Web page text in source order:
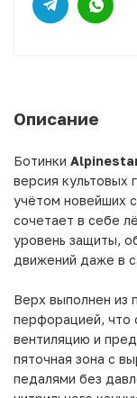
Описание
Ботинки
версия культовых
учётом новейших
сочетает в себе
уровень защиты,
движений даже в
Верх выполнен из
перфорацией, что
вентиляцию и
пяточная зона с
педалями без